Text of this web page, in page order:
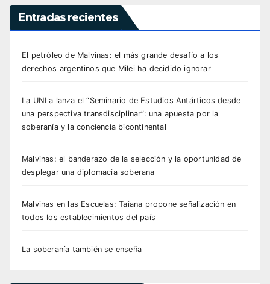
Entradas recientes
El petróleo de Malvinas: el más grande desafío a los
derechos argentinos que Milei ha decidido ignorar
La UNLa lanza el “Seminario de Estudios Antárticos desde
una perspectiva transdisciplinar”: una apuesta por la
soberanía y la conciencia bicontinental
Malvinas: el banderazo de la selección y la oportunidad de
desplegar una diplomacia soberana
Malvinas en las Escuelas: Taiana propone señalización en
todos los establecimientos del país
La soberanía también se enseña